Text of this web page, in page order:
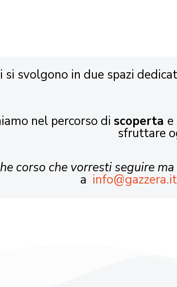
si svolgono in due spazi
nel percorso di scoperta e
sfruttare
corso che vorresti seguire
a info@gazzera.it